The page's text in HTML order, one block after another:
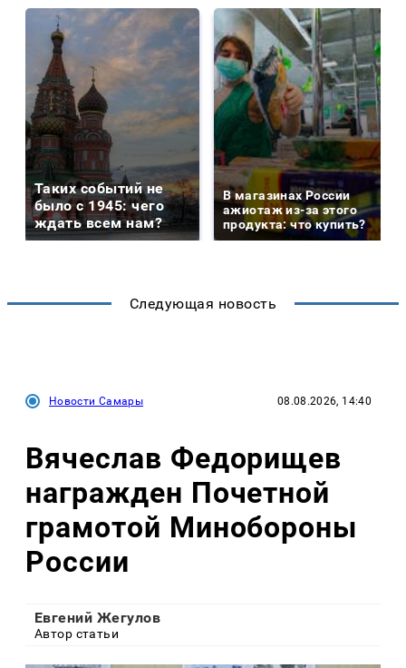
Таких событий не
было с 1945: чего
ждать всем нам?
В магазинах России
ажиотаж из-за этого
продукта: что купить?
Следующая новость
Новости Самары 08.08.2026, 14:40
Вячеслав Федорищев
награжден Почетной
грамотой Минобороны
России
Евгений Жегулов
Автор статьи